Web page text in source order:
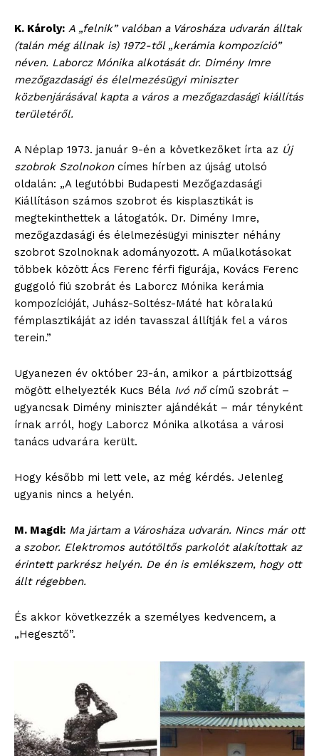
K. Károly: A „felnik” valóban a Városháza udvarán álltak
(talán még állnak is) 1972-től „kerámia kompozíció”
néven. Laborcz Mónika alkotását dr. Dimény Imre
mezőgazdasági és élelmezésügyi miniszter
közbenjárásával kapta a város a mezőgazdasági kiállítás
területéről.
A Néplap 1973. január 9-én a következőket írta az Új
szobrok Szolnokoncímes hírben az újság utolsó
oldalán: „A legutóbbi Budapesti Mezőgazdasági
Kiállításon számos szobrot és kisplasztikát is
megtekinthettek a látogatók. Dr. Dimény Imre,
mezőgazdasági és élelmezésügyi miniszter néhány
szobrot Szolnoknak adományozott. A műalkotásokat
többek között Ács Ferenc férfi figurája, Kovács Ferenc
guggoló fiú szobrát és Laborcz Mónika kerámia
kompozícióját, Juhász-Soltész-Máté hat köralakú
fémplasztikáját az idén tavasszal állítják fel a város
terein.”
Ugyanezen év október 23-án, amikor a pártbizottság
mögött elhelyezték Kucs Béla Ivó nőcímű szobrát –
ugyancsak Dimény miniszter ajándékát – már tényként
írnak arról, hogy Laborcz Mónika alkotása a városi
tanács udvarára került.
Hogy később mi lett vele, az még kérdés. Jelenleg
ugyanis nincs a helyén.
M. Magdi: Ma jártam a Városháza udvarán. Nincs már ott
a szobor. Elektromos autótöltős parkolót alakítottak az
érintett parkrész helyén. De én is emlékszem, hogy ott
állt régebben.
És akkor következzék a személyes kedvencem, a
„Hegesztő”.